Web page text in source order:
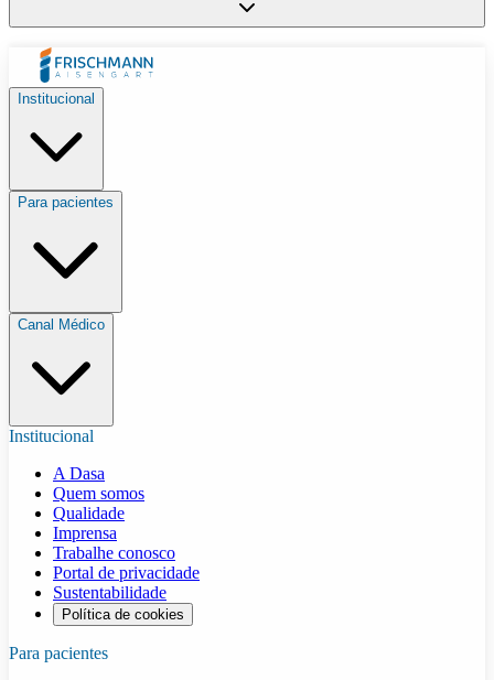
Institucional
Para pacientes
Canal Médico
Institucional
A Dasa
Quem somos
Qualidade
Imprensa
Trabalhe conosco
Portal de privacidade
Sustentabilidade
Política de cookies
Para pacientes